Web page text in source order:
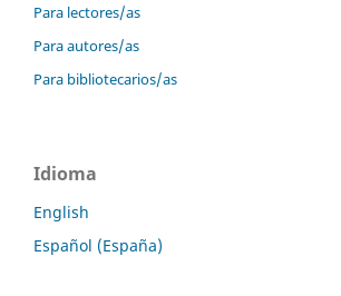
Para lectores/as
Para autores/as
Para bibliotecarios/as
Idioma
English
Español (España)